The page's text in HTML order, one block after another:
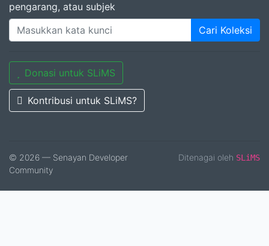
pengarang, atau subjek
Cari Koleksi
Donasi untuk SLiMS
Kontribusi untuk SLiMS?
© 2026 — Senayan Developer
Community
Ditenagai oleh SLiMS